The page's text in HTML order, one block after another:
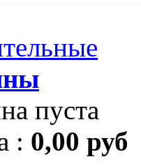
пуста
: 0,00 руб